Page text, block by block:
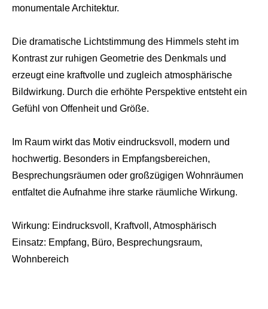
monumentale Architektur.
Die dramatische Lichtstimmung des Himmels steht im
Kontrast zur ruhigen Geometrie des Denkmals und
erzeugt eine kraftvolle und zugleich atmosphärische
Bildwirkung. Durch die erhöhte Perspektive entsteht ein
Gefühl von Offenheit und Größe.
Im Raum wirkt das Motiv eindrucksvoll, modern und
hochwertig. Besonders in Empfangsbereichen,
Besprechungsräumen oder großzügigen Wohnräumen
entfaltet die Aufnahme ihre starke räumliche Wirkung.
Wirkung: Eindrucksvoll, Kraftvoll, Atmosphärisch
Einsatz: Empfang, Büro, Besprechungsraum,
Wohnbereich